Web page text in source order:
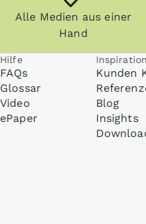
Alle Medien aus einer
Hand
Hilfe
FAQs
Glossar
Video
ePaper
Inspiration
Kunden
Blog
Insights